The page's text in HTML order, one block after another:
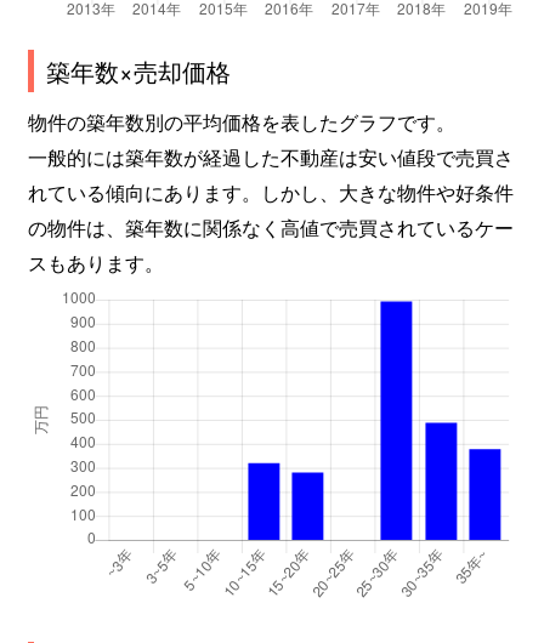
築年数×売却価格
物件の築年数別の平均価格を表したグラフです。
一般的には築年数が経過した不動産は安い値段で売買さ
れている傾向にあります。しかし、大きな物件や好条件
の物件は、築年数に関係なく高値で売買されているケー
スもあります。